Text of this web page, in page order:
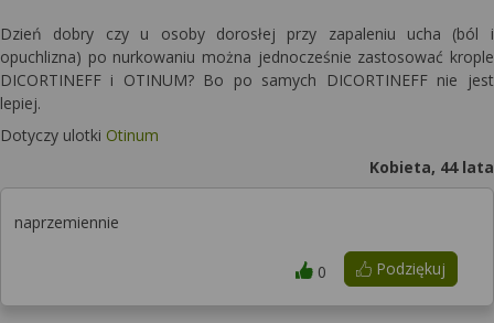
Dzień dobry czy u osoby dorosłej przy zapaleniu ucha (ból i
opuchlizna) po nurkowaniu można jednocześnie zastosować krople
DICORTINEFF i OTINUM? Bo po samych DICORTINEFF nie jest
lepiej.
Dotyczy ulotki Otinum
Kobieta, 44 lata
naprzemiennie
Podziękuj
0